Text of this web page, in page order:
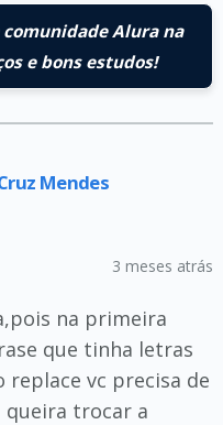
comunidade Alura na
e bons estudos!
Mendes
3 meses atrás
na primeira
que tinha letras
replace vc precisa de
queira trocar a